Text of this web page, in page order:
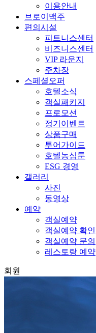
이용안내
브로이맥주
편의시설
피트니스센터
비즈니스센터
VIP 라운지
주차장
스페셜오퍼
호텔소식
객실패키지
프로모션
정기이벤트
상품구매
투어가이드
호텔농심툰
ESG 경영
갤러리
사진
동영상
예약
객실예약
객실예약 확인
객실예약 문의
레스토랑 예약
회원